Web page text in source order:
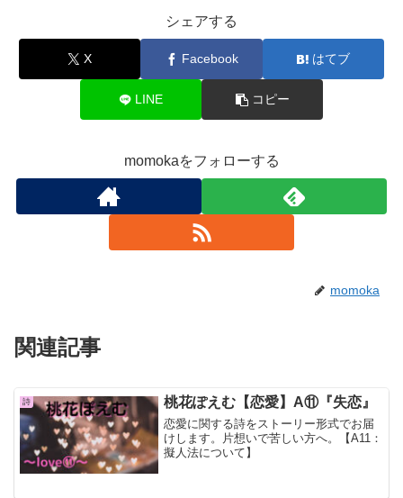
シェアする
X Facebook はてブ
LINE コピー
momokaをフォローする
momoka
関連記事
詩 桃花ぽえむ【恋愛】A⑪『失恋』
恋愛に関する詩をストーリー形式でお届
けします。片想いで苦しい方へ。【A11：
擬人法について】